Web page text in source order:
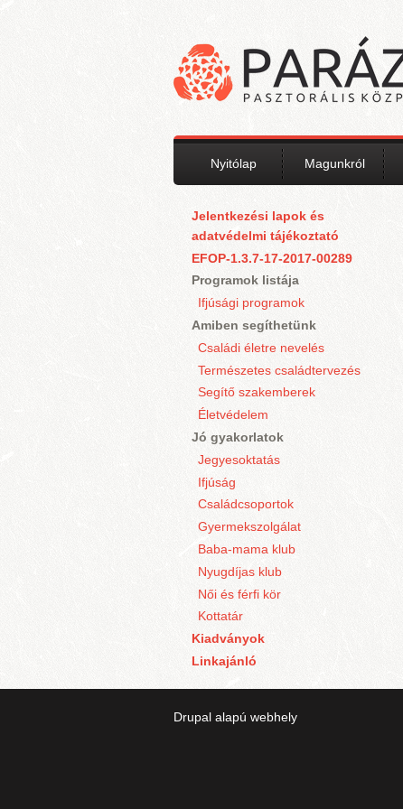
Nyitólap Magunkról
Jelentkezési lapok és
adatvédelmi tájékoztató
EFOP-1.3.7-17-2017-00289
Programok listája
Ifjúsági programok
Amiben segíthetünk
Családi életre nevelés
Természetes családtervezés
Segítő szakemberek
Életvédelem
Jó gyakorlatok
Jegyesoktatás
Ifjúság
Családcsoportok
Gyermekszolgálat
Baba-mama klub
Nyugdíjas klub
Női és férfi kör
Kottatár
Kiadványok
Linkajánló
Drupal alapú webhely